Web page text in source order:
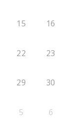
15 16
22 23
29 30
5 6